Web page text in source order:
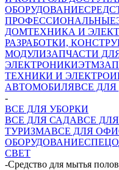
ОБОРУДОВАНИЕ
ПРОФЕССИОНАЛЬНЫЕ
ДОМТЕХНИКА И
РАЗРАБОТКИ,
МОДУЛИЗАПЧАСТИ
ЭЛЕКТРОНИКИЭТМ
ТЕХНИКИ И
АВТОМОБИЛЯВСЕ
-
ВСЕ ДЛЯ УБОРКИ
ВСЕ ДЛЯ САДАВСЕ
ТУРИЗМАВСЕ ДЛЯ
ОБОРУДОВАНИЕ
СВЕТ
-Средство для мытья